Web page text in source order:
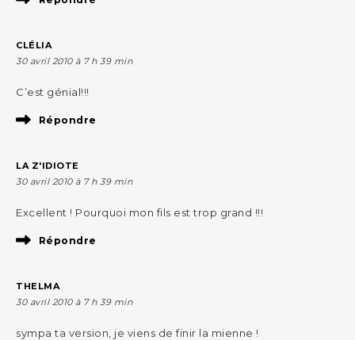
CLÉLIA
30 avril 2010 à 7 h 39 min
C’est génial!!!
Répondre
LA Z'IDIOTE
30 avril 2010 à 7 h 39 min
Excellent ! Pourquoi mon fils est trop grand !!!
Répondre
THELMA
30 avril 2010 à 7 h 39 min
sympa ta version, je viens de finir la mienne !